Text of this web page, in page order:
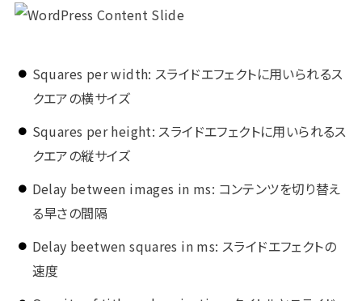
Squares per width: スライドエフェクトに用いられるス
クエアの横サイズ
Squares per height: スライドエフェクトに用いられるス
クエアの縦サイズ
Delay between images in ms: コンテンツを切り替え
る早さの間隔
Delay beetwen squares in ms: スライドエフェクトの
速度